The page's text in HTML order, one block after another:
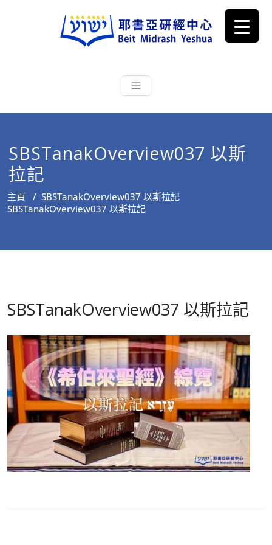
耶書亞研經中心
根源明白聖經，成為更好的門徒
SBSTanakOverview037 以斯
拉記
主頁 / SBSTanakOverview037 以斯拉記
SBSTanakOverview037 以斯拉記
SBSTanakOverview037 以斯拉記